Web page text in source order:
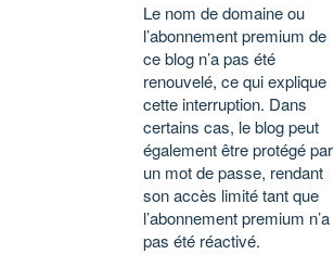
Le nom de domaine ou
l’abonnement premium de
ce blog n’a pas été
renouvelé, ce qui explique
cette interruption. Dans
certains cas, le blog peut
également être protégé par
un mot de passe, rendant
son accès limité tant que
l’abonnement premium n’a
pas été réactivé.